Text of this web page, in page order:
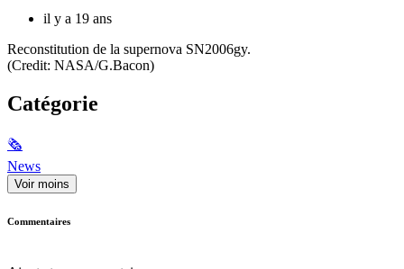
il y a 19 ans
Reconstitution de la supernova SN2006gy.
(Credit: NASA/G.Bacon)
Catégorie
🗞
News
Voir moins
Commentaires